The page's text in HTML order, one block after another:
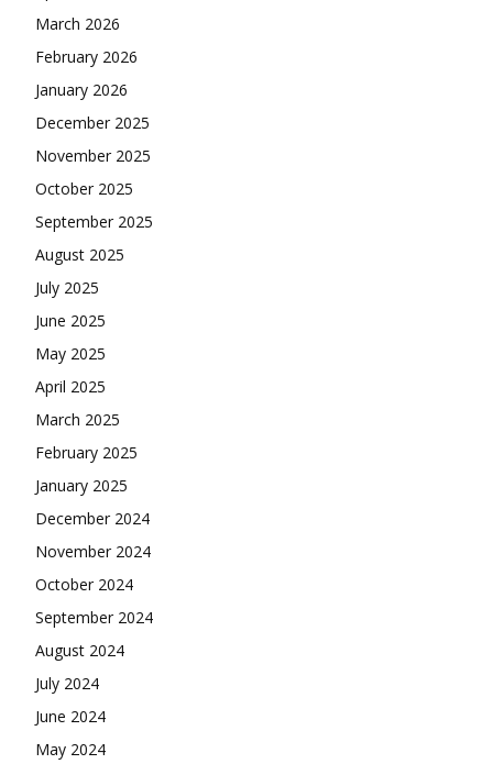
March 2026
February 2026
January 2026
December 2025
November 2025
October 2025
September 2025
August 2025
July 2025
June 2025
May 2025
April 2025
March 2025
February 2025
January 2025
December 2024
November 2024
October 2024
September 2024
August 2024
July 2024
June 2024
May 2024